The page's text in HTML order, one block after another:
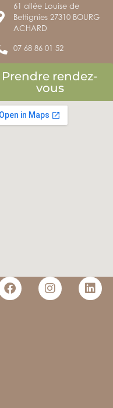
61 allée Louise de
Bettignies 27310 BOURG
ACHARD
07 68 86 01 52
Prendre rendez-
vous